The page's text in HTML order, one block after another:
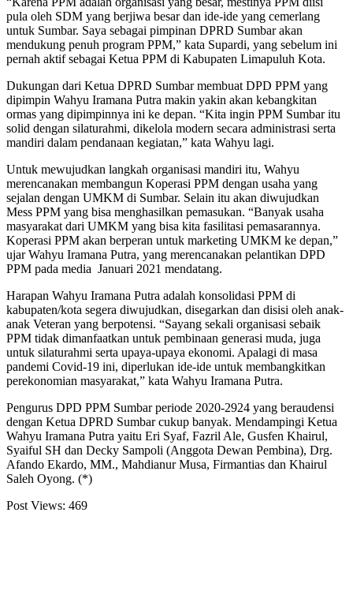
pula oleh SDM yang berjiwa besar dan ide-ide yang cemerlang
untuk Sumbar. Saya sebagai pimpinan DPRD Sumbar akan
mendukung penuh program PPM,” kata Supardi, yang sebelum ini
pernah aktif sebagai Ketua PPM di Kabupaten Limapuluh Kota.
Dukungan dari Ketua DPRD Sumbar membuat DPD PPM yang
dipimpin Wahyu Iramana Putra makin yakin akan kebangkitan
ormas yang dipimpinnya ini ke depan. “Kita ingin PPM Sumbar itu
solid dengan silaturahmi, dikelola modern secara administrasi serta
mandiri dalam pendanaan kegiatan,” kata Wahyu lagi.
Untuk mewujudkan langkah organisasi mandiri itu, Wahyu
merencanakan membangun Koperasi PPM dengan usaha yang
sejalan dengan UMKM di Sumbar. Selain itu akan diwujudkan
Mess PPM yang bisa menghasilkan pemasukan. “Banyak usaha
masyarakat dari UMKM yang bisa kita fasilitasi pemasarannya.
Koperasi PPM akan berperan untuk marketing UMKM ke depan,”
ujar Wahyu Iramana Putra, yang merencanakan pelantikan DPD
PPM pada media Januari 2021 mendatang.
Harapan Wahyu Iramana Putra adalah konsolidasi PPM di
kabupaten/kota segera diwujudkan, disegarkan dan disisi oleh anak-
anak Veteran yang berpotensi. “Sayang sekali organisasi sebaik
PPM tidak dimanfaatkan untuk pembinaan generasi muda, juga
untuk silaturahmi serta upaya-upaya ekonomi. Apalagi di masa
pandemi Covid-19 ini, diperlukan ide-ide untuk membangkitkan
perekonomian masyarakat,” kata Wahyu Iramana Putra.
Pengurus DPD PPM Sumbar periode 2020-2924 yang beraudensi
dengan Ketua DPRD Sumbar cukup banyak. Mendampingi Ketua
Wahyu Iramana Putra yaitu Eri Syaf, Fazril Ale, Gusfen Khairul,
Syaiful SH dan Decky Sampoli (Anggota Dewan Pembina), Drg.
Afando Ekardo, MM., Mahdianur Musa, Firmantias dan Khairul
Saleh Oyong. (*)
Post Views: 469